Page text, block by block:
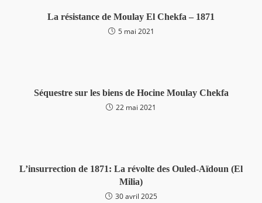
La résistance de Moulay El Chekfa – 1871
5 mai 2021
Séquestre sur les biens de Hocine Moulay Chekfa
22 mai 2021
L’insurrection de 1871: La révolte des Ouled-Aïdoun (El
Milia)
30 avril 2025